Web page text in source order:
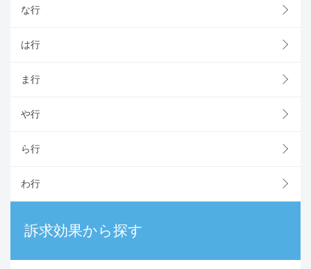
な行
は行
ま行
や行
ら行
わ行
訴求効果から探す